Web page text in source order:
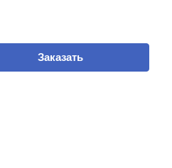
Заказать